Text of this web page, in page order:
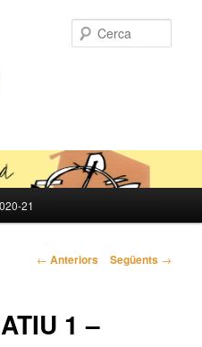
21
Navegació
← Anteriors Següents →
1 –